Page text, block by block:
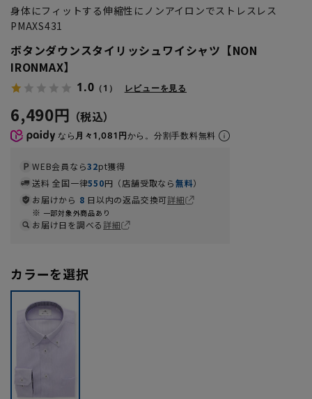
身体にフィットする伸縮性にノンアイロンでストレスレス
PMAXS431
ボタンダウンスタイリッシュワイシャツ【NON
IRONMAX】
1.0 （1） レビューを見る
6,490円
なら 月々1,081円から。分割手数料無料
WEB会員なら32pt獲得
送料 全国一律550円（店舗受取なら無料）
お届けから 8 日以内の返品交換可詳細
一部対象外商品あり
お届け日を調べる詳細
カラーを選択